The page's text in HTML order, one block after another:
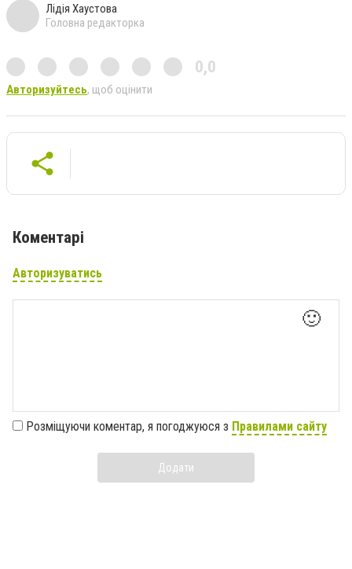
Лідія Хаустова
Головна редакторка
0,0
Авторизуйтесь, щоб оцінити
Коментарі
Авторизуватись
🙂
Розміщуючи коментар, я погоджуюся з Правилами сайту
Додати